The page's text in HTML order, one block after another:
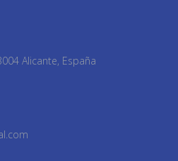
Alicante, España